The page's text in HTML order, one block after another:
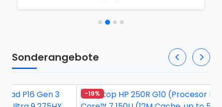
Sonderangebote
-19% -10%